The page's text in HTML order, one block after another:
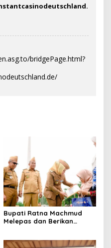
bridgePage.html?
Bupati Ratna Machmud
Melepas dan Berikan
Musi Rawas